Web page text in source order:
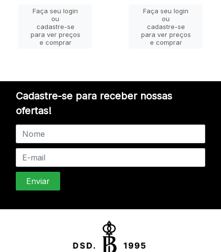
Faça seu login
ou
cadastre-se
para ver preços
e comprar
Faça seu login
ou
cadastre-se
para ver preços
e comprar
Cadastre-se para receber nossas
ofertas!